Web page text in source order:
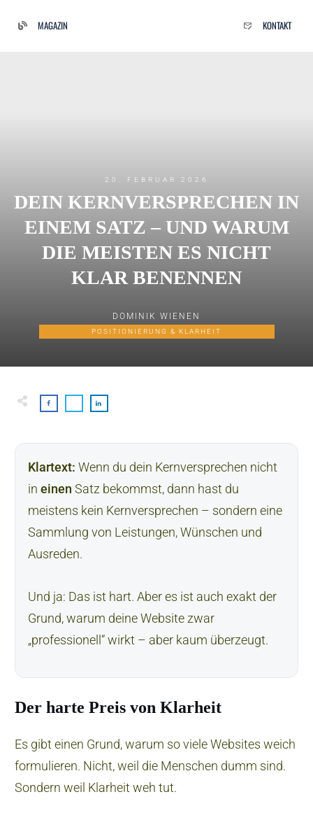
MAGAZIN KONTAKT
20. FEBRUAR 2026
DEIN KERNVERSPRECHEN IN
EINEM SATZ – UND WARUM
DIE MEISTEN ES NICHT
KLAR BENENNEN
DOMINIK WIENEN
POSITIONIERUNG & KLARHEIT
Klartext: Wenn du dein Kernversprechen nicht
in einen Satz bekommst, dann hast du
meistens kein Kernversprechen – sondern eine
Sammlung von Leistungen, Wünschen und
Ausreden.
Und ja: Das ist hart. Aber es ist auch exakt der
Grund, warum deine Website zwar
„professionell“ wirkt – aber kaum überzeugt.
Der harte Preis von Klarheit
Es gibt einen Grund, warum so viele Websites weich
formulieren. Nicht, weil die Menschen dumm sind.
Sondern weil Klarheit weh tut.